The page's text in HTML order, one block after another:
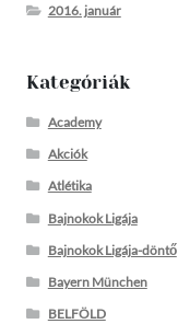
2016. január
Kategóriák
Academy
Akciók
Atlétika
Bajnokok Ligája
Bajnokok Ligája-döntő
Bayern München
BELFÖLD